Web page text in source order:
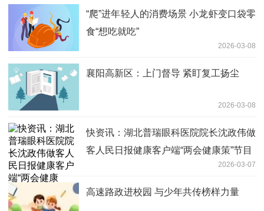
“爬”进年轻人的消费场景 小龙虾变口袋零
食“想吃就吃”
2026-03-08
襄阳高新区：上门督导 紧盯复工扬尘
2026-03-08
快资讯：湖北普瑞眼科医院院长沈政伟做
客人民日报健康客户端“两会健康策”节目
2026-03-07
高速路政进校园 与少年共传榜样力量